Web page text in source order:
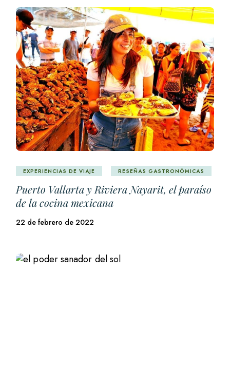
EXPERIENCIAS DE VIAJE RESEÑAS GASTRONÓMICAS
Puerto Vallarta y Riviera Nayarit, el paraíso
de la cocina mexicana
22 de febrero de 2022